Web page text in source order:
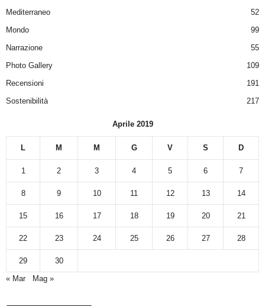
Mediterraneo
52
Mondo
99
Narrazione
55
Photo Gallery
109
Recensioni
191
Sostenibilità
217
Aprile 2019
L M M G V S D
1 2 3 4 5 6 7
8 9 10 11 12 13 14
15 16 17 18 19 20 21
22 23 24 25 26 27 28
29
30
« Mar
Mag »